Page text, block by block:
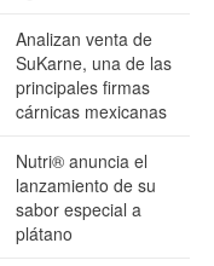
Analizan venta de
SuKarne, una de las
principales firmas
cárnicas mexicanas
Nutri® anuncia el
lanzamiento de su
sabor especial a
plátano